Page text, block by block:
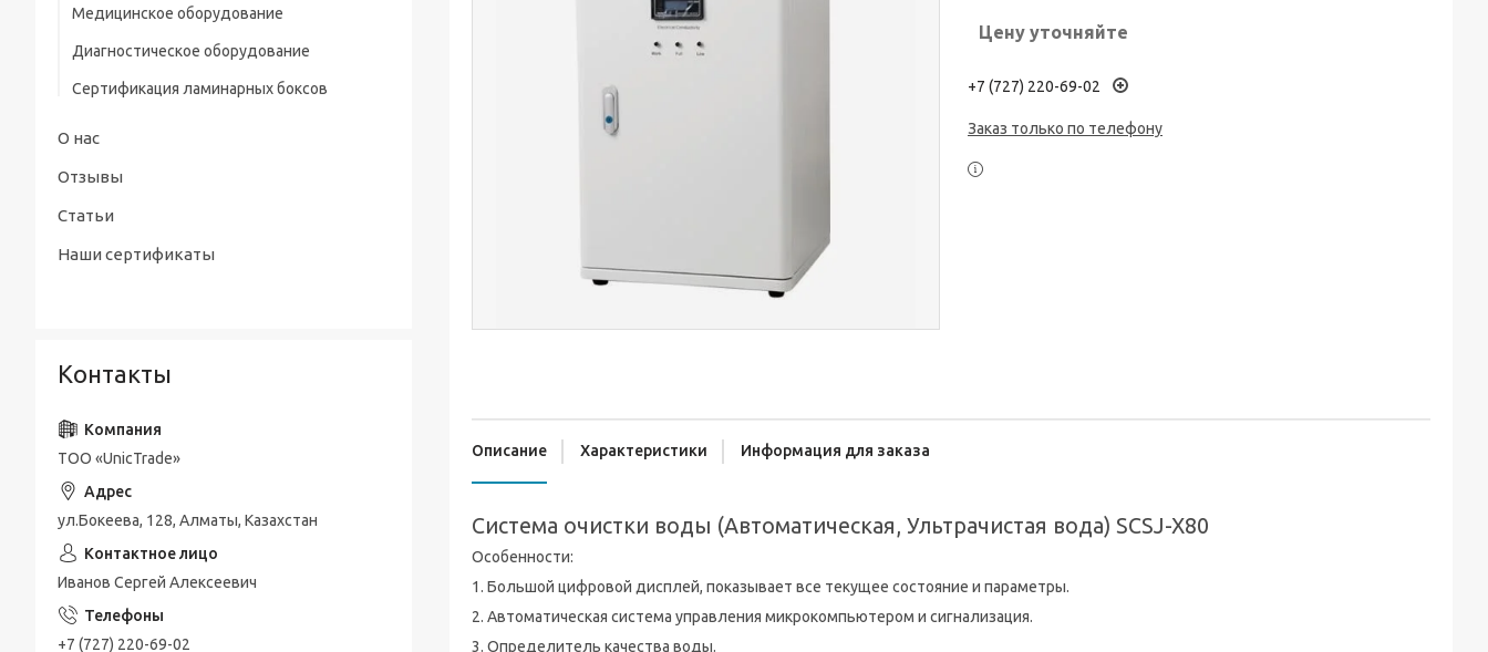
Цену уточняйте
+7 (727) 220-69-02
Заказ только по телефону
Описание Характеристики Информация для заказа
Система очистки воды (Автоматическая, Ультрачистая вода) SCSJ-X80
Особенности:
1. Большой цифровой дисплей, показывает все текущее состояние и параметры.
2. Автоматическая система управления микрокомпьютером и сигнализация.
3. Определитель качества воды.
Водяная баня-термостат
Низкотемпературные стерилизаторы
Ламинарные боксы
Системы очистки воды
Лабораторные инкубаторы
Сушильные шкафы
Центрифуги
Автоклав
Дозаторы
Мешалки
Вытяжной шкаф
Очистительное оборудование
Амплификатор
Медицинское оборудование
Диагностическое оборудование
Сертификация ламинарных боксов
О нас
Отзывы
Статьи
Наши сертификаты
Контакты
ТОО «UnicTrade»
ул.Бокеева, 128, Алматы, Казахстан
Иванов Сергей Алексеевич
+7 (727) 220-69-02